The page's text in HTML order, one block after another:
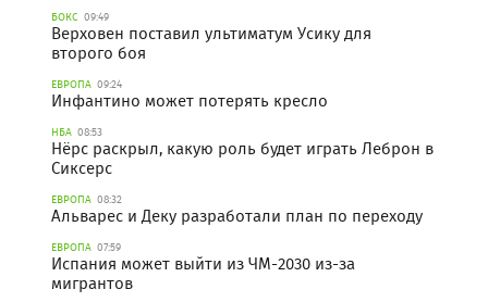
БОКС 09:49
Верховен поставил ультиматум Усику для
второго боя
ЕВРОПА 09:24
Инфантино может потерять кресло
НБА 08:53
Нёрс раскрыл, какую роль будет играть Леброн в
Сиксерс
ЕВРОПА 08:32
Альварес и Деку разработали план по переходу
ЕВРОПА 07:59
Испания может выйти из ЧМ-2030 из-за
мигрантов